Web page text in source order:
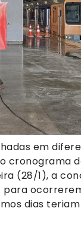
em
cronograma
(28/1), a
dias